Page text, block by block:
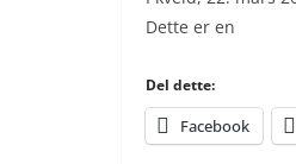
Dette er en
Del dette:
Facebook